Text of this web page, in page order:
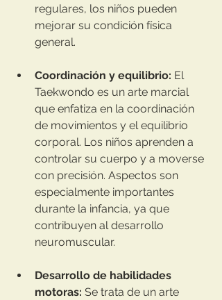
regulares, los niños pueden
mejorar su condición física
general.
Coordinación y equilibrio: El
Taekwondo es un arte marcial
que enfatiza en la coordinación
de movimientos y el equilibrio
corporal. Los niños aprenden a
controlar su cuerpo y a moverse
con precisión. Aspectos son
especialmente importantes
durante la infancia, ya que
contribuyen al desarrollo
neuromuscular.
Desarrollo de habilidades
motoras: Se trata de un arte